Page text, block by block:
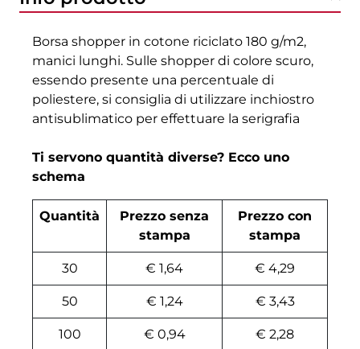
Borsa shopper in cotone riciclato 180 g/m2,
manici lunghi. Sulle shopper di colore scuro,
essendo presente una percentuale di
poliestere, si consiglia di utilizzare inchiostro
antisublimatico per effettuare la serigrafia
Ti servono quantità diverse? Ecco uno
schema
Quantità
Prezzo senza
stampa
Prezzo con
stampa
30 € 1,64 € 4,29
50 € 1,24 € 3,43
100 € 0,94 € 2,28